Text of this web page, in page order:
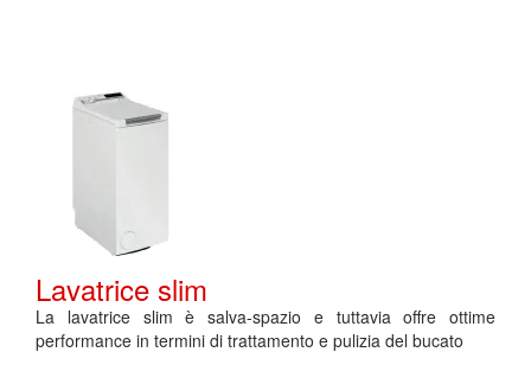
Lavatrice slim
La lavatrice slim è salva-spazio e tuttavia offre ottime
performance in termini di trattamento e pulizia del bucato